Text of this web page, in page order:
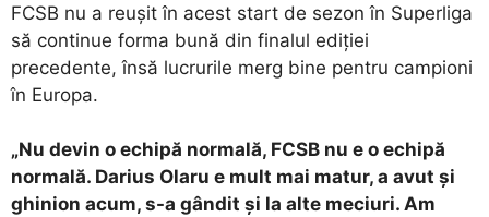
FCSB nu a reușit în acest start de sezon în Superliga
să continue forma bună din finalul ediției
precedente, însă lucrurile merg bine pentru campioni
în Europa.
„Nu devin o echipă normală, FCSB nu e o echipă
normală. Darius Olaru e mult mai matur, a avut și
ghinion acum, s-a gândit și la alte meciuri. Am